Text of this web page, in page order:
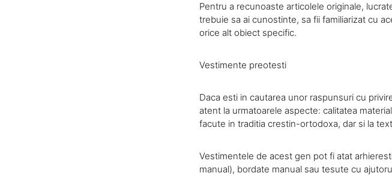
Pentru a recunoaste articolele originale,
trebuie sa ai cunostinte, sa fii familiarizat cu
orice alt obiect specific.
Vestimente preotesti
Daca esti in cautarea unor raspunsuri cu
atent la urmatoarele aspecte: calitatea
facute in traditia crestin-ortodoxa, dar si la
Vestimentele de acest gen pot fi atat
manual), bordate manual sau tesute cu